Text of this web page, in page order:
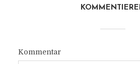
Kommentar